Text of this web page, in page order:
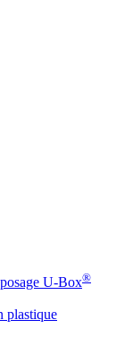
U-Box®
plastique